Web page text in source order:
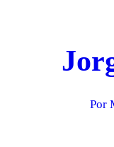
Por